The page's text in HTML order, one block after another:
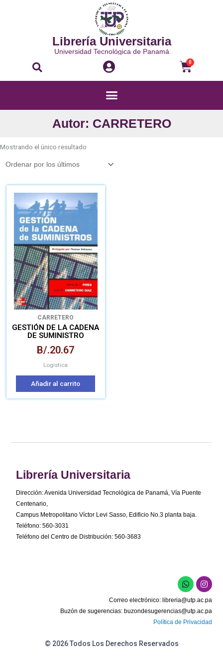
Librería Universitaria
Universidad Tecnológica de Panamá
Buscar 0
Menú
Autor: CARRETERO
Mostrando el único resultado
CARRETERO
GESTIÓN DE LA CADENA
DE SUMINISTRO
B/.20.67
Logística
Añadir al carrito
Librería Universitaria
Dirección: Avenida Universidad Tecnológica de Panamá, Vía Puente
Centenario,
Campus Metropolitano Víctor Levi Sasso, Edificio No.3 planta baja.
Teléfono: 560-3031
Teléfono del Centro de Distribución: 560-3683
W
h
a
t
s
a
p
I
n
s
t
a
g
r
Correo electrónico: libreria@utp.ac.pa
Buzón de sugerencias: buzondesugerencias@utp.ac.pa
Política de Privacidad
© 2026 Todos Los Derechos Reservados